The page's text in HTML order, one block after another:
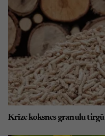
Krīze koksnes granulu tirgū